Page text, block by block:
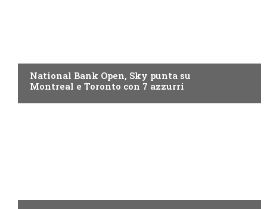
National Bank Open, Sky punta su
Montreal e Toronto con 7 azzurri